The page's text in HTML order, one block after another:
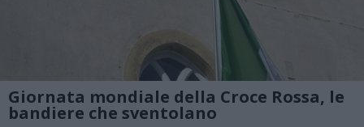
Giornata mondiale della Croce Rossa, le
bandiere che sventolano